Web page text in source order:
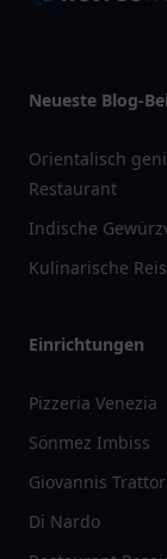
Neueste Blog-
Orientalisch
Restaurant
Indische
Kulinarische
Einrichtungen
Pizzeria Venezia
Sönmez Imbiss
Giovannis
Di Nardo